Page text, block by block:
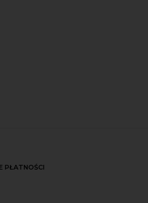
PŁATNOŚCI